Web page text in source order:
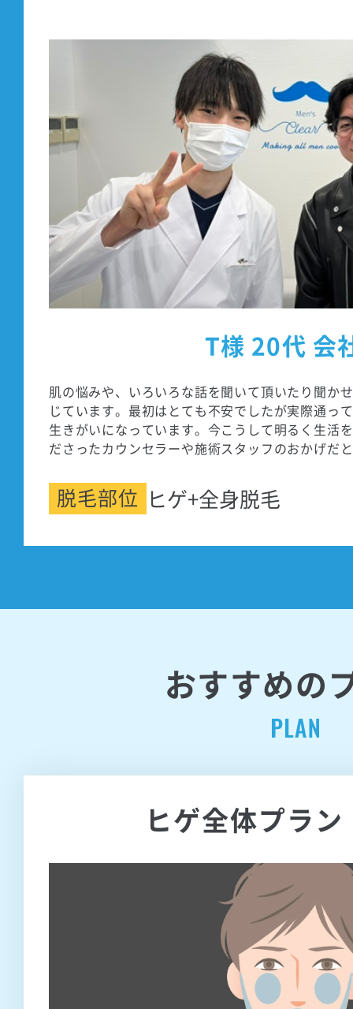
T様 20代 会
肌の悩みや、いろいろな話を聞いて頂いたり聞か
じています。最初はとても不安でしたが実際通っ
生きがいになっています。今こうして明るく生活
ださったカウンセラーや施術スタッフのおかげだ
脱毛部位 ヒゲ+全身脱毛
おすすめの
ヒゲ全体プラ